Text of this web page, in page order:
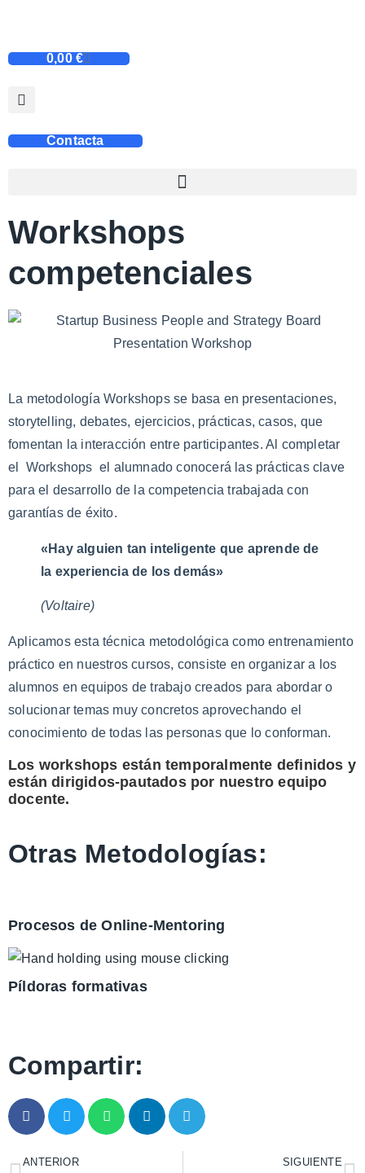
0,00 €
Contacta
Workshops
competenciales
La metodología Workshops se basa en presentaciones,
storytelling, debates, ejercicios, prácticas, casos, que
fomentan la interacción entre participantes. Al completar
el Workshops el alumnado conocerá las prácticas clave
para el desarrollo de la competencia trabajada con
garantías de éxito.
«Hay alguien tan inteligente que aprende de
la experiencia de los demás»
(Voltaire)
Aplicamos esta técnica metodológica como entrenamiento
práctico en nuestros cursos, consiste en organizar a los
alumnos en equipos de trabajo creados para abordar o
solucionar temas muy concretos aprovechando el
conocimiento de todas las personas que lo conforman.
Los workshops están temporalmente definidos y
están dirigidos-pautados por nuestro equipo
docente.
Otras Metodologías:
Procesos de Online-Mentoring
Píldoras formativas
Compartir:
ANTERIOR SIGUIENTE